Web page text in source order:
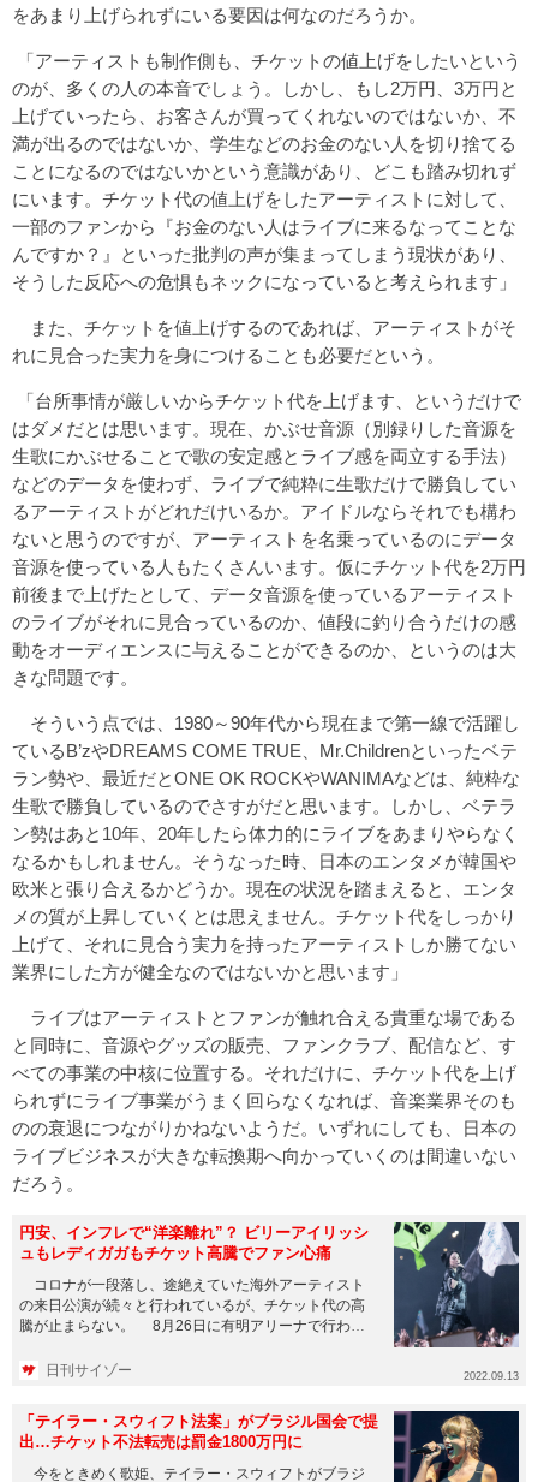
をあまり上げられずにいる要因は何なのだろうか。
「アーティストも制作側も、チケットの値上げをしたいという
のが、多くの人の本音でしょう。しかし、もし2万円、3万円と
上げていったら、お客さんが買ってくれないのではないか、不
満が出るのではないか、学生などのお金のない人を切り捨てる
ことになるのではないかという意識があり、どこも踏み切れず
にいます。チケット代の値上げをしたアーティストに対して、
一部のファンから『お金のない人はライブに来るなってことな
んですか？』といった批判の声が集まってしまう現状があり、
そうした反応への危惧もネックになっていると考えられます」
また、チケットを値上げするのであれば、アーティストがそ
れに見合った実力を身につけることも必要だという。
「台所事情が厳しいからチケット代を上げます、というだけで
はダメだとは思います。現在、かぶせ音源（別録りした音源を
生歌にかぶせることで歌の安定感とライブ感を両立する手法）
などのデータを使わず、ライブで純粋に生歌だけで勝負してい
るアーティストがどれだけいるか。アイドルならそれでも構わ
ないと思うのですが、アーティストを名乗っているのにデータ
音源を使っている人もたくさんいます。仮にチケット代を2万円
前後まで上げたとして、データ音源を使っているアーティスト
のライブがそれに見合っているのか、値段に釣り合うだけの感
動をオーディエンスに与えることができるのか、というのは大
きな問題です。
そういう点では、1980～90年代から現在まで第一線で活躍し
ているB’zやDREAMS COME TRUE、Mr.Childrenといったベテ
ラン勢や、最近だとONE OK ROCKやWANIMAなどは、純粋な
生歌で勝負しているのでさすがだと思います。しかし、ベテラ
ン勢はあと10年、20年したら体力的にライブをあまりやらなく
なるかもしれません。そうなった時、日本のエンタメが韓国や
欧米と張り合えるかどうか。現在の状況を踏まえると、エンタ
メの質が上昇していくとは思えません。チケット代をしっかり
上げて、それに見合う実力を持ったアーティストしか勝てない
業界にした方が健全なのではないかと思います」
ライブはアーティストとファンが触れ合える貴重な場である
と同時に、音源やグッズの販売、ファンクラブ、配信など、す
べての事業の中核に位置する。それだけに、チケット代を上げ
られずにライブ事業がうまく回らなくなれば、音楽業界そのも
のの衰退につながりかねないようだ。いずれにしても、日本の
ライブビジネスが大きな転換期へ向かっていくのは間違いない
だろう。
円安、インフレで“洋楽離れ”？ ビリーアイリッシ
ュもレディガガもチケット高騰でファン心痛
コロナが一段落し、途絶えていた海外アーティスト
の来日公演が続々と行われているが、チケット代の高
騰が止まらない。 8月26日に有明アリーナで行われ
日刊サイゾー 2022.09.13
「テイラー・スウィフト法案」がブラジル国会で提
出…チケット不法転売は罰金1800万円に
今をときめく歌姫、テイラー・スウィフトがブラジ